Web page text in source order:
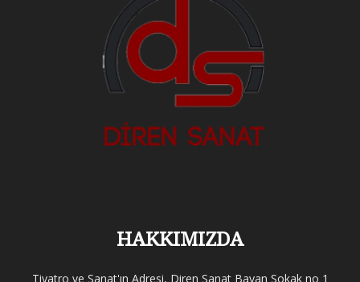
HAKKIMIZDA
Tiyatro ve Sanat'ın Adresi, Diren Sanat Bayan Sokak no 1